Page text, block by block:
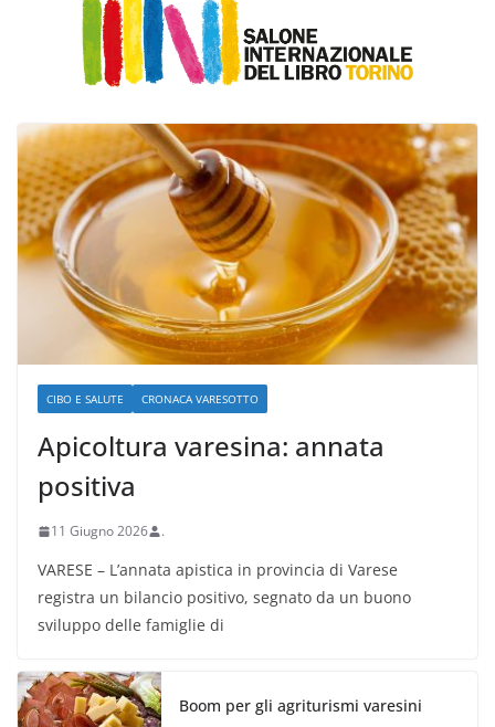
CIBO E SALUTE CRONACA VARESOTTO
Apicoltura varesina: annata
positiva
11 Giugno 2026 .
VARESE – L’annata apistica in provincia di Varese
registra un bilancio positivo, segnato da un buono
sviluppo delle famiglie di
Boom per gli agriturismi varesini